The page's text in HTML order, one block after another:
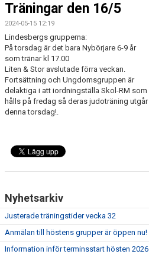
DOKUMENTBANK
KLUBBSHOP
KONTAKTA OSS
WALL OF FAME
Träningar den 16/5
2024-05-15 12:19
Lindesbergs grupperna:
På torsdag är det bara Nybörjare 6-9 år
som tränar kl 17.00
Liten & Stor avslutade förra veckan.
Fortsättning och Ungdomsgruppen är
delaktiga i att iordningställa Skol-RM som
hålls på fredag så deras judoträning utgår
denna torsdag!.
Nyhetsarkiv
Justerade träningstider vecka 32
Anmälan till höstens grupper är öppen nu!
Information inför terminsstart hösten 2026